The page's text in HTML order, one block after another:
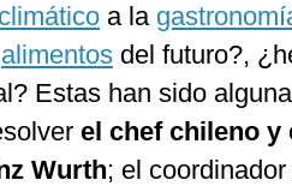
a la
alimentos del futuro?,
Estas han sido
el chef chileno y
Wurth; el